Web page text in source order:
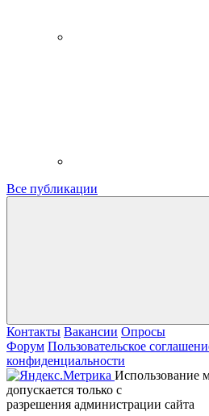
Все публикации
Контакты Вакансии Опросы
Форум Пользовательское
конфиденциальности
Использование
допускается только с
разрешения администрации сайта